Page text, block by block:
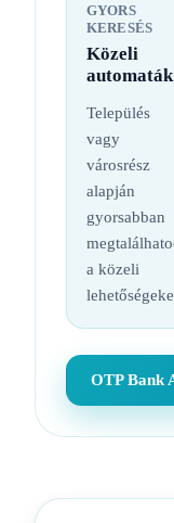
GYORS
KERESÉS
Közeli
automaták
Település
vagy
városrész
alapján
gyorsabban
a közeli
OTP Bank